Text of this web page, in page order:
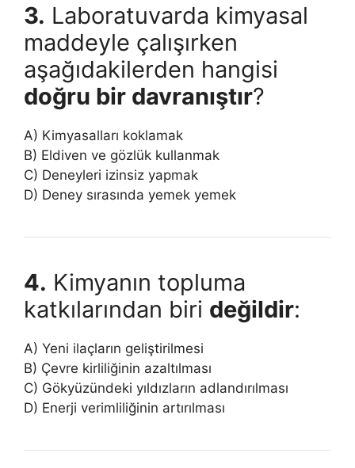
3. Laboratuvarda kimyasal
maddeyle çalışırken
aşağıdakilerden hangisi
doğru bir davranıştır?
A) Kimyasalları koklamak
B) Eldiven ve gözlük kullanmak
C) Deneyleri izinsiz yapmak
D) Deney sırasında yemek yemek
4. Kimyanın topluma
katkılarından biri değildir:
A) Yeni ilaçların geliştirilmesi
B) Çevre kirliliğinin azaltılması
C) Gökyüzündeki yıldızların adlandırılması
D) Enerji verimliliğinin artırılması